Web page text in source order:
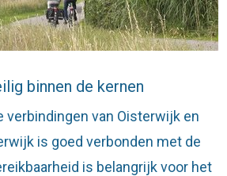
binnen de kernen
van Oisterwijk en
is goed verbonden met de
is belangrijk voor het